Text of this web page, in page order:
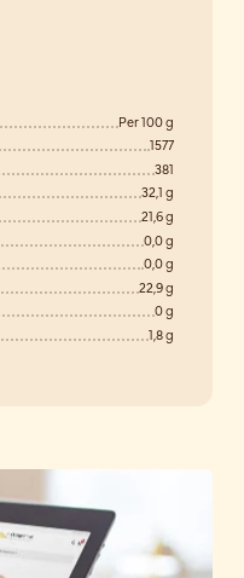
Per 100 g
1577
381
32,1 g
21,6 g
0,0 g
0,0 g
22,9 g
0 g
1,8 g